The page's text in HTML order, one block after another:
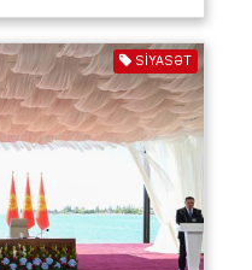
SIYASƏT